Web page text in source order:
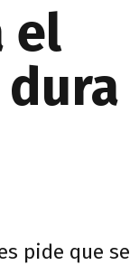
el
pide que se